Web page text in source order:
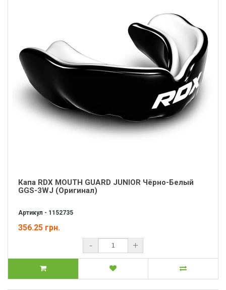
Капа RDX MOUTH GUARD JUNIOR Чёрно-Белый
GGS-3WJ (Оригинал)
Артикул - 1152735
356.25 грн.
- +